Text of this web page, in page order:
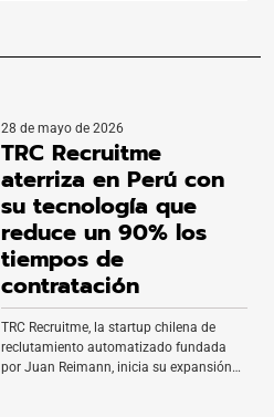
28 de mayo de 2026
TRC Recruitme
aterriza en Perú con
su tecnología que
reduce un 90% los
tiempos de
contratación
TRC Recruitme, la startup chilena de
reclutamiento automatizado fundada
por Juan Reimann, inicia su expansión